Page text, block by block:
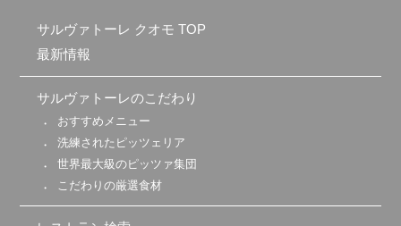
サルヴァトーレ クオモ TOP
最新情報
サルヴァトーレのこだわり
おすすめメニュー
洗練されたピッツェリア
世界最大級のピッツァ集団
こだわりの厳選食材